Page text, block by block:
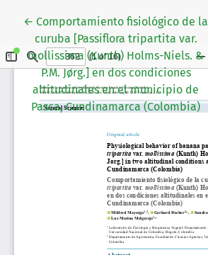
← Volver a los detalles del artículo
Comportamiento fisiológico de la
curuba [Passiflora tripartita var.
mollissima (Kunth) Holms-Niels. &
P.M. Jørg.] en dos condiciones
altitudinales en el municipio de
Pasca, Cundinamarca (Colombia)